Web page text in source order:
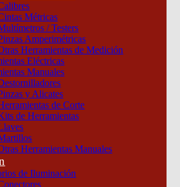
Métricas
/ Testers
Amperimétricas
Herramientas de Medición
Eléctricas
Manuales
y Alicates
de Corte
de Herramientas
Herramientas Manuales
de Iluminación
Nsx250F 36 Ka A 415 Vca
Tmd 250 A 4 Polos 3D
y seccionadores
36 Ka A 415 Vca Unidad De Control
Schneider cantidad